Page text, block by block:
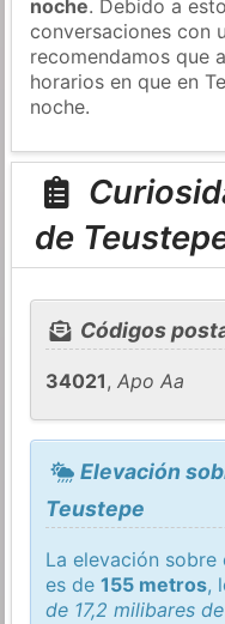
noche. Debido a
conversaciones con
recomendamos que
horarios en que en
noche.
de
Códigos
34021,Apo Aa
Elevación
Teustepe
La elevación sobre
es de155 metros,
de 17,2 milibares